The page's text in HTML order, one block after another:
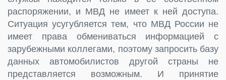
распоряжении, и МВД не имеет к ней доступа.
Ситуация усугубляется тем, что МВД России не
имеет права обмениваться информацией с
зарубежными коллегами, поэтому запросить базу
данных автомобилистов другой страны не
представляется возможным. И принятие